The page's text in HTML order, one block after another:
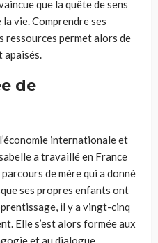
que la quête de sens
vie. Comprendre ses
ressources permet alors de
apaisés.
de
internationale et
a travaillé en France
de mère qui a donné
ses propres enfants ont
il y a vingt-cinq
Elle s’est alors formée aux
et au dialogue